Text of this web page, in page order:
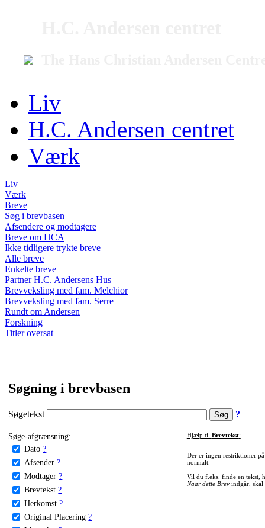
Liv
H.C. Andersen centret
Værk
Liv
Værk
Breve
Søg i brevbasen
Afsendere og modtagere
Breve om HCA
Ikke tidligere trykte breve
Alle breve
Enkelte breve
Partner H.C. Andersens Hus
Brevveksling med fam. Melchior
Brevveksling med fam. Serre
Rundt om Andersen
Forskning
Titler oversat
Søgning i brevbasen
Søgetekst ?
Søge-afgrænsning:
Dato ?
Afsender ?
Modtager ?
Brevtekst ?
Herkomst ?
Original Placering ?
Hjælp til Brevtekst:
Der er ingen restriktioner
normalt.
Vil du f.eks. finde en tekst,
Naar dette Brevindgår, skal